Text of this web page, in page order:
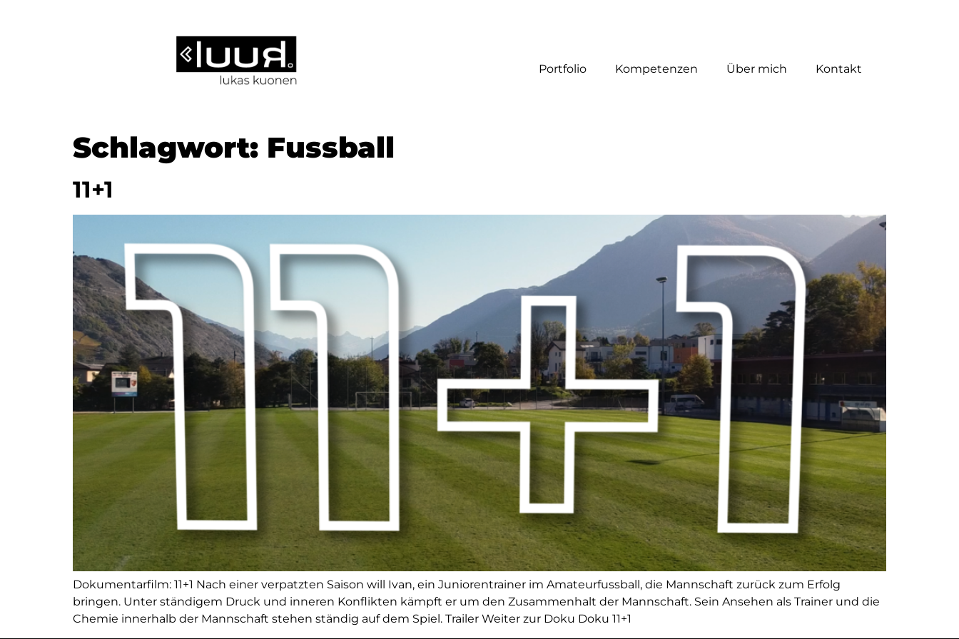
Portfolio Kompetenzen Über mich Kontakt
Schlagwort: Fussball
11+1
Dokumentarfilm: 11+1 Nach einer verpatzten Saison will Ivan, ein Juniorentrainer im Amateurfussball, die Mannschaft zurück zum Erfolg
bringen. Unter ständigem Druck und inneren Konflikten kämpft er um den Zusammenhalt der Mannschaft. Sein Ansehen als Trainer und die
Chemie innerhalb der Mannschaft stehen ständig auf dem Spiel. Trailer Weiter zur Doku Doku 11+1